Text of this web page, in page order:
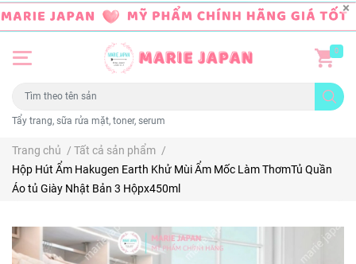
Tẩy trang, sữa rửa mặt, toner, serum
0
Trang chủ / Tất cả sản phẩm /
Hộp Hút Ẩm Hakugen Earth Khử Mùi Ẩm Mốc Làm ThơmTủ Quần
Áo tủ Giày Nhật Bản 3 Hộpx450ml